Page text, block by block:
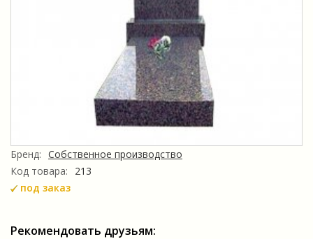
Бренд: Собственное производство
Код товара:
213
под заказ
Рекомендовать друзьям: